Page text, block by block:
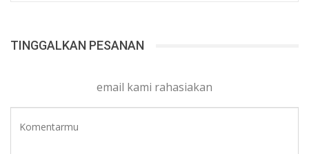
TINGGALKAN PESANAN
email kami rahasiakan